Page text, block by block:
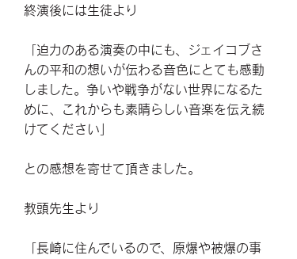
終演後には生徒より
「迫力のある演奏の中にも、ジェイコブさ
んの平和の想いが伝わる音色にとても感動
しました。争いや戦争がない世界になるた
めに、これからも素晴らしい音楽を伝え続
けてください」
との感想を寄せて頂きました。
教頭先生より
「長崎に住んでいるので、原爆や被爆の事